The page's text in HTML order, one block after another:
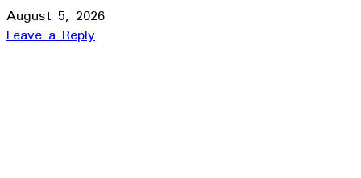
August 5, 2026
Leave a Reply